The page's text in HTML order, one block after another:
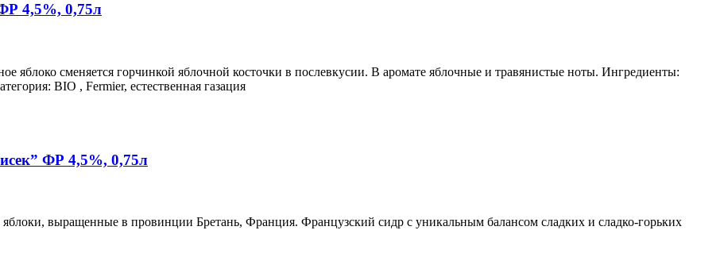
4,5%, 0,75л
яблоко сменяется горчинкой яблочной косточки в послевкусии. В аромате яблочные и травянистые ноты. Ингредиенты:
BIO , Fermier, естественная газация
ФР 4,5%, 0,75л
яблоки, выращенные в провинции Бретань, Франция. Французский сидр с уникальным балансом сладких и сладко-горьких